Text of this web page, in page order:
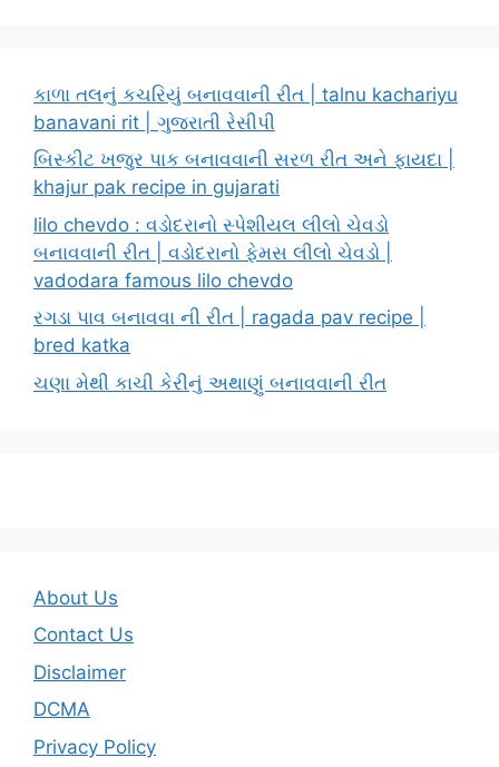
કાળા તલનું કચરિયું બનાવવાની રીત | talnu kachariyu
banavani rit | ગુજરાતી રેસીપી
બિસ્કીટ ખજુર પાક બનાવવાની સરળ રીત અને ફાયદા |
khajur pak recipe in gujarati
lilo chevdo : વડોદરાનો સ્પેશીયલ લીલો ચેવડો
બનાવવાની રીત | વડોદરાનો ફેમસ લીલો ચેવડો |
vadodara famous lilo chevdo
રગડા પાવ બનાવવા ની રીત | ragada pav recipe |
bred katka
ચણા મેથી કાચી કેરીનું અથાણું બનાવવાની રીત
About Us
Contact Us
Disclaimer
DCMA
Privacy Policy